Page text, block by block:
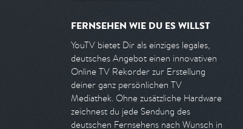
FERNSEHEN WIE DU ES WILLST
YouTV bietet Dir als einziges legales,
deutsches Angebot einen innovativen
Online TV Rekorder zur Erstellung
deiner ganz persönlichen TV
Mediathek. Ohne zusätzliche Hardware
zeichnest du jede Sendung des
deutschen Fernsehens nach Wunsch in